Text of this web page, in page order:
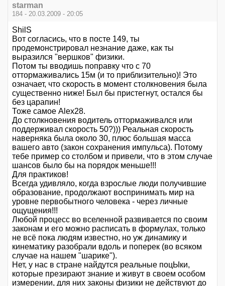
starman
184 - 20.03.2009 - 20:05
ShilS
Вот согласись, что в посте 149, ты
продемонстрировал незнание даже, как ты
выразился "вершков" физики.
Потом ты вводишь поправку что с 70
оттормаживались 15м (и то приблизительно)! Это
означает, что скорость в момент столкновения была
существенно ниже! Был бы пристегнут, остался бы
без царапин!
Тоже самое Alex28.
До столкновения водитель оттормаживался или
поддерживал скорость 50?))) Реальная скорость
наверняка была около 30, плюс большая масса
вашего авто (закон сохранения импульса). Потому
тебе пример со столбом и привели, что в этом случае
шансов было бы на порядок меньше!!!
Для практиков!
Всегда удивляло, когда взрослые люди получившие
образование, продолжают воспринимать мир на
уровне первобытного человека - через личные
ощущения!!!
Любой процесс во вселенной развивается по своим
законам и его можно расписать в формулах, только
не всё пока людям известно, но уж динамику и
кинематику разобрали вдоль и поперек (во всяком
случае на нашем "шарике").
Нет, у нас в стране найдутся реальные поцЫки,
которые презирают знание и живут в своем особом
измерении, для них законы физики не действуют до